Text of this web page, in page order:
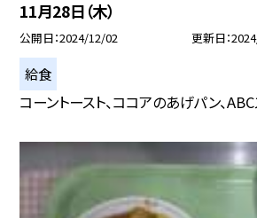
11月28日（木）
公開日 2024/12/02 更新日
給食
コーントースト、ココアのあげパン、ABC